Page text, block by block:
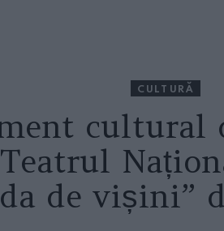
CULTURĂ
cultural
de vișini”